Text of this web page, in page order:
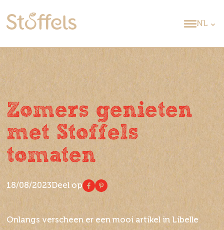
NL
Zomers genieten
met Stoffels
tomaten
18/08/2023Deel op
Onlangs verscheen er een mooi artikel in Libelle